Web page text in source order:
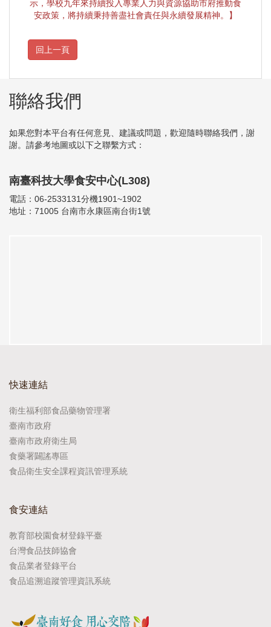
示，學校九年來持續投入專業人力與資源協助市府推動食
安政策，將持續秉持善盡社會責任與永續發展精神。】
聯絡我們
如果您對本平台有任何意見、建議或問題，歡迎隨時聯絡我們，謝
謝。請參考地圖或以下之聯繫方式：
南臺科技大學食安中心(L308)
電話：06-2533131分機1901~1902
地址：71005 台南市永康區南台街1號
快速連結
衛生福利部食品藥物管理署
臺南市政府
臺南市政府衛生局
食藥署闢謠專區
食品衛生安全課程資訊管理系統
食安連結
教育部校園食材登錄平臺
台灣食品技師協會
食品業者登錄平台
食品追溯追蹤管理資訊系統